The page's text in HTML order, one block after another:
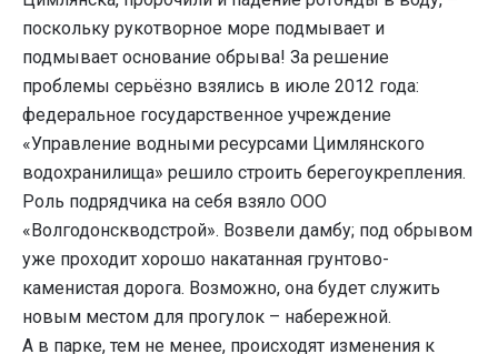
поскольку рукотворное море подмывает и
подмывает основание обрыва! За решение
проблемы серьёзно взялись в июле 2012 года:
федеральное государственное учреждение
«Управление водными ресурсами Цимлянского
водохранилища» решило строить берегоукрепления.
Роль подрядчика на себя взяло ООО
«Волгодонскводстрой». Возвели дамбу; под обрывом
уже проходит хорошо накатанная грунтово-
каменистая дорога. Возможно, она будет служить
новым местом для прогулок – набережной.
А в парке, тем не менее, происходят изменения к